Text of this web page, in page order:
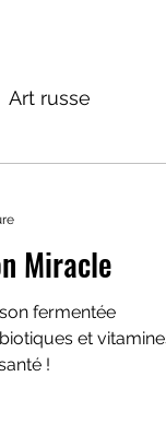
Art russe
Miracle
fermentée
et
!